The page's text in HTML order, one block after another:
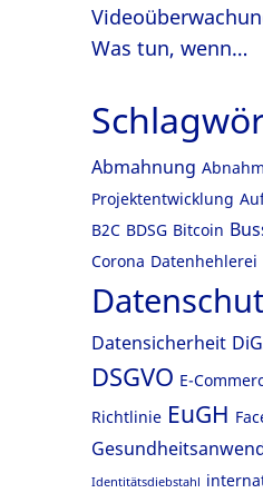
Was tun, wenn…
Abmahnung
Projektentwicklung
B2C BDSG Bitcoin
Corona Datenhehlerei
Datensicherheit
DSGVO E-
Richtlinie EuGH
Identitätsdiebstahl